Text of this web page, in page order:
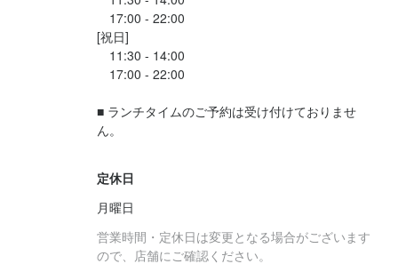
17:00 - 22:00
[祝日]
11:30 - 14:00
17:00 - 22:00
■ ランチタイムのご予約は受け付けておりませ
ん。
定休日
月曜日
営業時間・定休日は変更となる場合がございます
ので、店舗にご確認ください。
お店の採用担当者からのメッセージ
少しでも興味をお持ちでしたら、ぜひお気軽にご応募ください。
一度、カジュアルにお話しましょう。ご応募を心よりお待ちして